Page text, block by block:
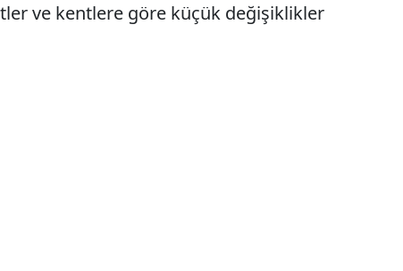
ve kentlere göre küçük değişiklikler